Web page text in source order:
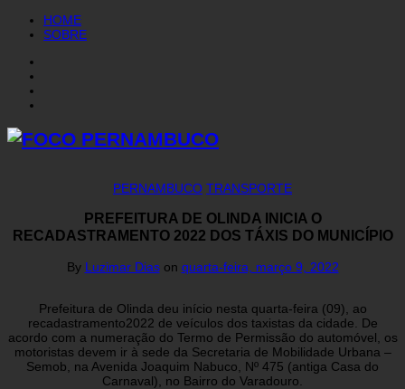
HOME
SOBRE
PERNAMBUCO TRANSPORTE
PREFEITURA DE OLINDA INICIA O
RECADASTRAMENTO 2022 DOS TÁXIS DO MUNICÍPIO
By Luzimar Dias on quarta-feira, março 9, 2022
Prefeitura de Olinda deu início nesta quarta-feira (09), ao
recadastramento2022 de veículos dos taxistas da cidade. De
acordo com a numeração do Termo de Permissão do automóvel, os
motoristas devem ir à sede da Secretaria de Mobilidade Urbana –
Semob, na Avenida Joaquim Nabuco, Nº 475 (antiga Casa do
Carnaval), no Bairro do Varadouro.